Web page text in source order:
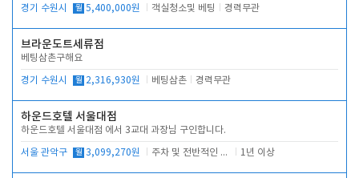
경기 수원시 월 5,400,000원 객실청소및 베팅 경력무관
브라운도트세류점
베팅삼촌구해요
경기 수원시 월 2,316,930원 베팅삼촌 경력무관
하운드호텔 서울대점
하운드호텔 서울대점 에서 3교대 과장님 구인합니다.
서울 관악구 월 3,099,270원 주차 및 전반적인 당번업무 1년 이상